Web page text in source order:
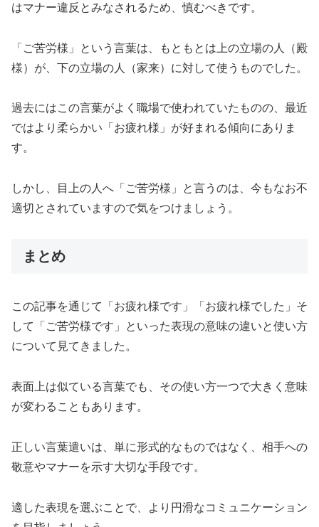
はマナー違反とみなされるため、慎むべきです。
「ご苦労様」という言葉は、もともとは上の立場の人（殿
様）が、下の立場の人（家来）に対して使うものでした。
過去にはこの言葉がよく職場で使われていたものの、最近
ではより柔らかい「お疲れ様」が好まれる傾向にありま
す。
しかし、目上の人へ「ご苦労様」と言うのは、今もなお不
適切とされていますので気をつけましょう。
まとめ
この記事を通じて「お疲れ様です」「お疲れ様でした」そ
して「ご苦労様です」といった表現の意味の違いと使い方
について見てきました。
表面上は似ている言葉でも、その使い方一つで大きく意味
が変わることもあります。
正しい言葉遣いは、単に形式的なものではなく、相手への
敬意やマナーを示す大切な手段です。
適した表現を選ぶことで、より円滑なコミュニケーション